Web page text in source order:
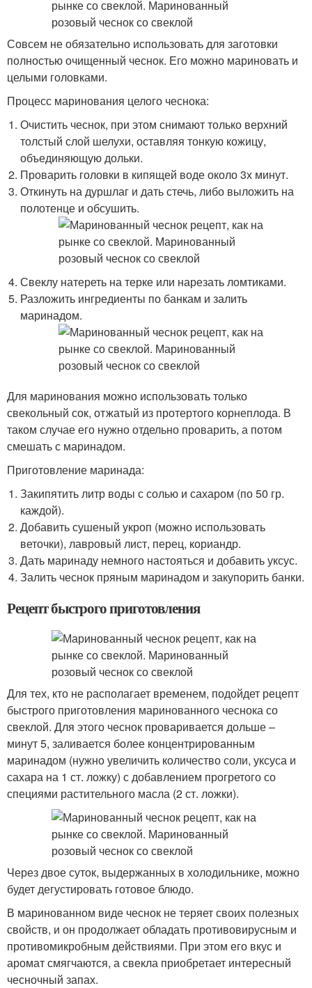
Совсем не обязательно использовать для заготовки
полностью очищенный чеснок. Его можно мариновать и
целыми головками.
Процесс маринования целого чеснока:
Очистить чеснок, при этом снимают только верхний
толстый слой шелухи, оставляя тонкую кожицу,
объединяющую дольки.
Проварить головки в кипящей воде около 3х минут.
Откинуть на дуршлаг и дать стечь, либо выложить на
полотенце и обсушить.
Свеклу натереть на терке или нарезать ломтиками.
Разложить ингредиенты по банкам и залить
маринадом.
Для маринования можно использовать только
свекольный сок, отжатый из протертого корнеплода. В
таком случае его нужно отдельно проварить, а потом
смешать с маринадом.
Приготовление маринада:
Закипятить литр воды с солью и сахаром (по 50 гр.
каждой).
Добавить сушеный укроп (можно использовать
веточки), лавровый лист, перец, кориандр.
Дать маринаду немного настояться и добавить уксус.
Залить чеснок пряным маринадом и закупорить банки.
Рецепт быстрого приготовления
Для тех, кто не располагает временем, подойдет рецепт
быстрого приготовления маринованного чеснока со
свеклой. Для этого чеснок проваривается дольше –
минут 5, заливается более концентрированным
маринадом (нужно увеличить количество соли, уксуса и
сахара на 1 ст. ложку) с добавлением прогретого со
специями растительного масла (2 ст. ложки).
Через двое суток, выдержанных в холодильнике, можно
будет дегустировать готовое блюдо.
В маринованном виде чеснок не теряет своих полезных
свойств, и он продолжает обладать противовирусным и
противомикробным действиями. При этом его вкус и
аромат смягчаются, а свекла приобретает интересный
чесночный запах.